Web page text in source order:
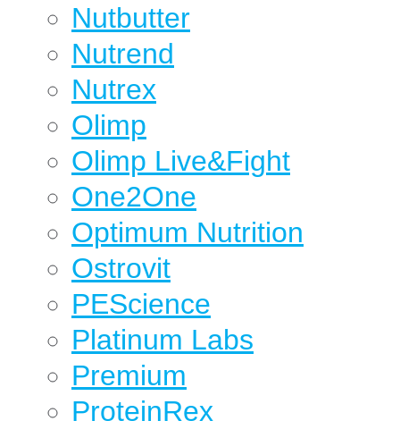
Nutbutter
Nutrend
Nutrex
Olimp
Olimp Live&Fight
One2One
Optimum Nutrition
Ostrovit
PEScience
Platinum Labs
Premium
ProteinRex